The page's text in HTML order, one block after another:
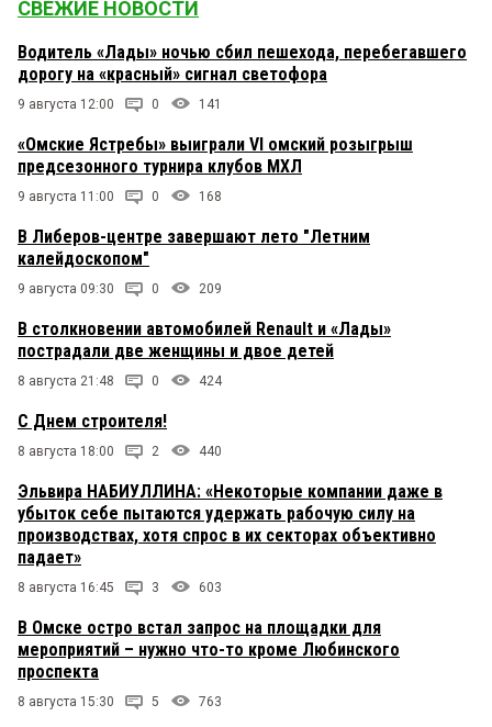
СВЕЖИЕ НОВОСТИ
Водитель «Лады» ночью сбил пешехода, перебегавшего
дорогу на «красный» сигнал светофора
9 августа 12:00 0 141
«Омские Ястребы» выиграли VI омский розыгрыш
предсезонного турнира клубов МХЛ
9 августа 11:00 0 168
В Либеров-центре завершают лето "Летним
калейдоскопом"
9 августа 09:30 0 209
В столкновении автомобилей Renault и «Лады»
пострадали две женщины и двое детей
8 августа 21:48 0 424
С Днем строителя!
8 августа 18:00 2 440
Эльвира НАБИУЛЛИНА: «Некоторые компании даже в
убыток себе пытаются удержать рабочую силу на
производствах, хотя спрос в их секторах объективно
падает»
8 августа 16:45 3 603
В Омске остро встал запрос на площадки для
мероприятий – нужно что-то кроме Любинского
проспекта
8 августа 15:30 5 763